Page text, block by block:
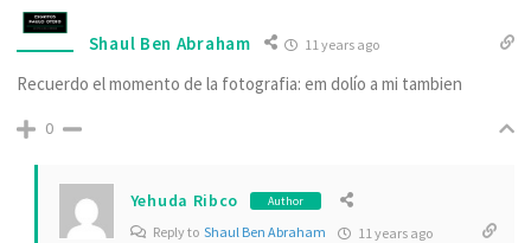
Shaul Ben Abraham 11 years ago
Recuerdo el momento de la fotografia: em dolío a mi tambien
0
Yehuda Ribco Author
Reply to Shaul Ben Abraham 11 years ago